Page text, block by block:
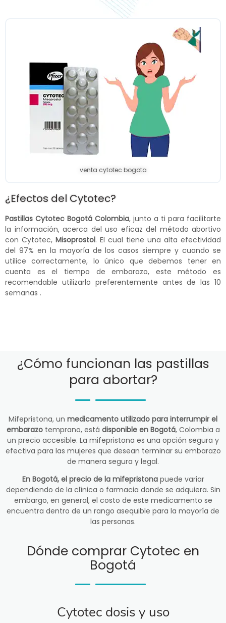
venta cytotec bogota
¿Efectos del Cytotec?
Pastillas Cytotec Bogotá Colombia, junto a ti para facilitarte
la información, acerca del uso eficaz del método abortivo
con Cytotec, Misoprostol. El cual tiene una alta efectividad
del 97% en la mayoría de los casos siempre y cuando se
utilice correctamente, lo único que debemos tener en
cuenta es el tiempo de embarazo, este método es
recomendable utilizarlo preferentemente antes de las 10
semanas .
¿Cómo funcionan las pastillas
para abortar?
Mifepristona, un medicamento utilizado para interrumpir el
embarazotemprano, está disponible en Bogotá, Colombia a
un precio accesible. La mifepristona es una opción segura y
efectiva para las mujeres que desean terminar su embarazo
de manera segura y legal.
En Bogotá, el precio de la mifepristonapuede variar
dependiendo de la clínica o farmacia donde se adquiera. Sin
embargo, en general, el costo de este medicamento se
encuentra dentro de un rango asequible para la mayoría de
las personas.
Dónde comprar Cytotec en
Bogotá
Cytotec dosis y uso